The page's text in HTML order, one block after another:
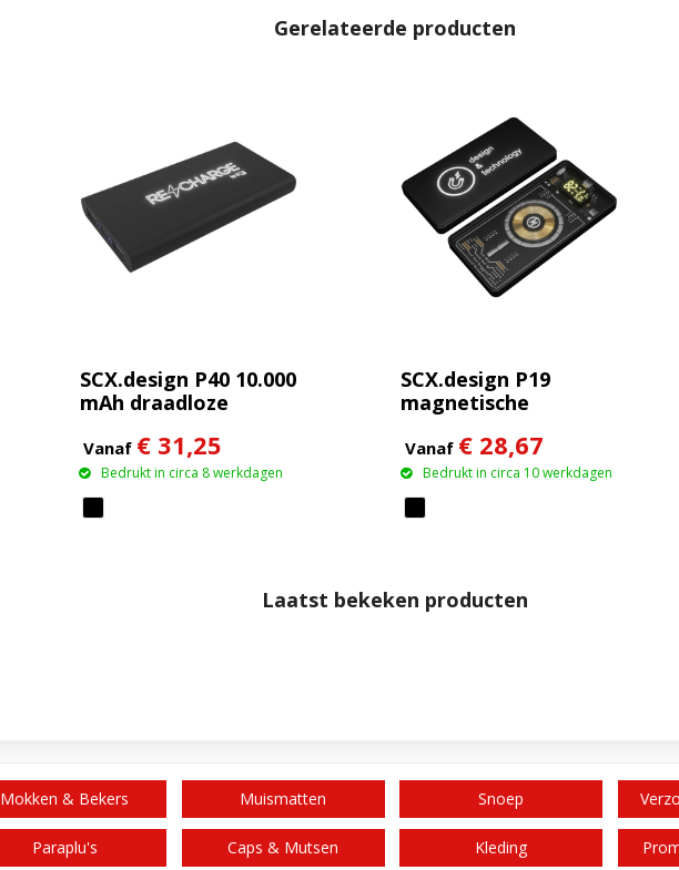
Gerelateerde producten
SCX.design P40 10.000
mAh draadloze
met oplichtend
Vanaf € 31,25
Bedrukt in circa 8 werkdagen
SCX.design P19
magnetische
van 5000 mAh 5 W
Vanaf € 28,67
Bedrukt in circa 10 werkdagen
Laatst bekeken producten
Mokken & Bekers Muismatten Snoep
Paraplu's Caps & Mutsen Kleding